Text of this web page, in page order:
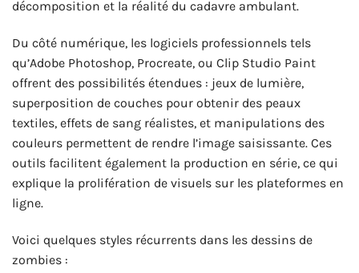
décomposition et la réalité du cadavre ambulant.
Du côté numérique, les logiciels professionnels tels
qu’Adobe Photoshop, Procreate, ou Clip Studio Paint
offrent des possibilités étendues : jeux de lumière,
superposition de couches pour obtenir des peaux
textiles, effets de sang réalistes, et manipulations des
couleurs permettent de rendre l’image saisissante. Ces
outils facilitent également la production en série, ce qui
explique la prolifération de visuels sur les plateformes en
ligne.
Voici quelques styles récurrents dans les dessins de
zombies :